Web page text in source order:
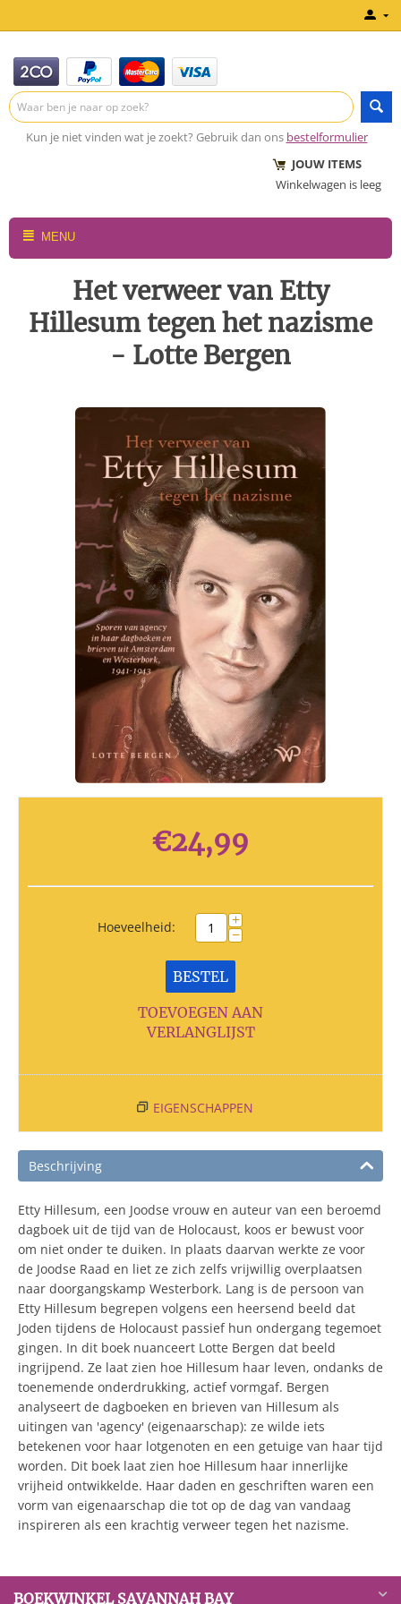
Kun je niet vinden wat je zoekt? Gebruik dan ons bestelformulier
JOUW ITEMS
Winkelwagen is leeg
MENU
Het verweer van Etty
Hillesum tegen het nazisme
- Lotte Bergen
€24,99
Hoeveelheid: +
−
BESTEL
TOEVOEGEN AAN
VERLANGLIJST
EIGENSCHAPPEN
Beschrijving
Etty Hillesum, een Joodse vrouw en auteur van een beroemd
dagboek uit de tijd van de Holocaust, koos er bewust voor
om niet onder te duiken. In plaats daarvan werkte ze voor
de Joodse Raad en liet ze zich zelfs vrijwillig overplaatsen
naar doorgangskamp Westerbork. Lang is de persoon van
Etty Hillesum begrepen volgens een heersend beeld dat
Joden tijdens de Holocaust passief hun ondergang tegemoet
gingen. In dit boek nuanceert Lotte Bergen dat beeld
ingrijpend. Ze laat zien hoe Hillesum haar leven, ondanks de
toenemende onderdrukking, actief vormgaf. Bergen
analyseert de dagboeken en brieven van Hillesum als
uitingen van 'agency' (eigenaarschap): ze wilde iets
betekenen voor haar lotgenoten en een getuige van haar tijd
worden. Dit boek laat zien hoe Hillesum haar innerlijke
vrijheid ontwikkelde. Haar daden en geschriften waren een
vorm van eigenaarschap die tot op de dag van vandaag
inspireren als een krachtig verweer tegen het nazisme.
BOEKWINKEL SAVANNAH BAY